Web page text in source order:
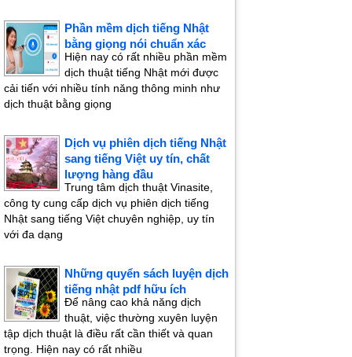
Phần mềm dịch tiếng Nhật
bằng giọng nói chuẩn xác
Hiện nay có rất nhiều phần mềm
dịch thuật tiếng Nhật mới được
cải tiến với nhiều tính năng thông minh như
dịch thuật bằng giọng
Dịch vụ phiên dịch tiếng Nhật
sang tiếng Việt uy tín, chất
lượng hàng đầu
Trung tâm dịch thuật Vinasite,
công ty cung cấp dịch vụ phiên dịch tiếng
Nhật sang tiếng Việt chuyên nghiệp, uy tín
với đa dạng
Những quyển sách luyện dịch
tiếng nhật pdf hữu ích
Để nâng cao khả năng dịch
thuật, việc thường xuyên luyện
tập dịch thuật là điều rất cần thiết và quan
trọng. Hiện nay có rất nhiều